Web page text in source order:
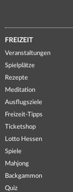
FREIZEIT
Veranstaltungen
Spielplätze
Rezepte
Meditation
Ausflugsziele
Freizeit-Tipps
Ticketshop
Lotto Hessen
Spiele
Mahjong
Backgammon
Quiz